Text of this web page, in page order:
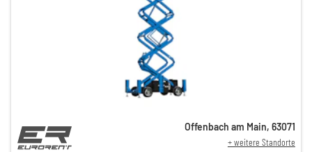
169,00 €
Offenbach am Main, 63071
+ weitere Standorte